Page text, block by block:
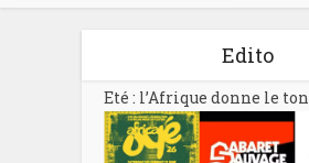
Edito
Eté : l’Afrique donne le ton